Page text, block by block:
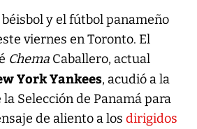
y el fútbol panameño
viernes en Toronto. El
Chema Caballero, actual
York Yankees, acudió a la
Selección de Panamá para
de aliento a los dirigidos